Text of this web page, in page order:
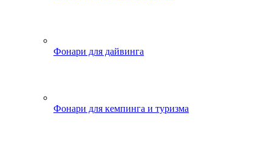
Фонари для дайвинга
Фонари для кемпинга и туризма